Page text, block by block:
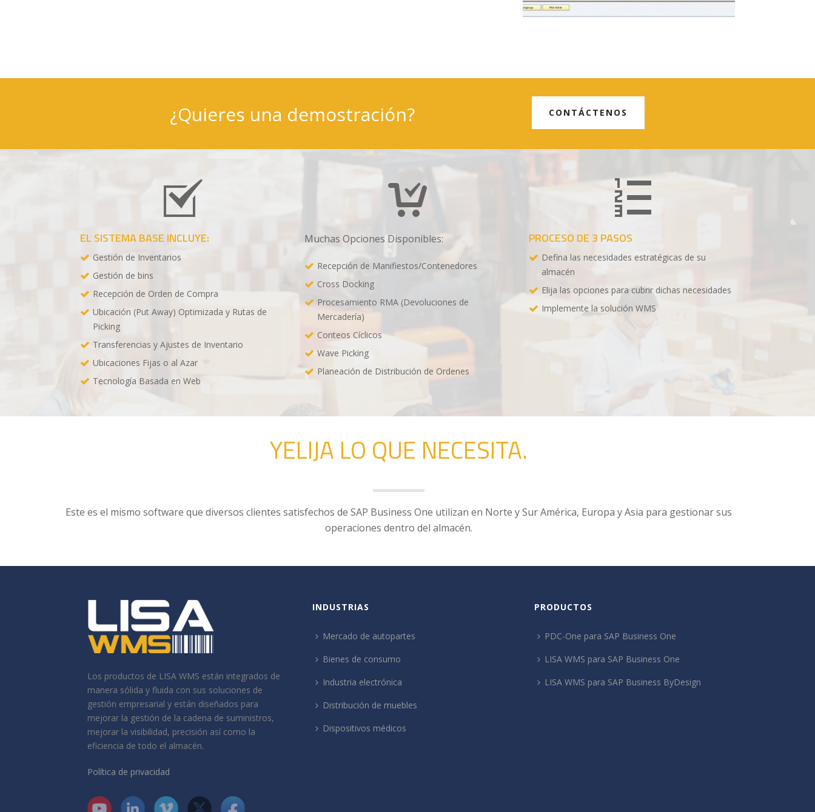
¿Quieres una demostración? CONTÁCTENOS
EL SISTEMA BASE INCLUYE:
Gestión de Inventarios
Gestión de bins
Recepción de Orden de Compra
Ubicación (Put Away) Optimizada y Rutas de
Picking
Transferencias y Ajustes de Inventario
Ubicaciones Fijas o al Azar
Tecnología Basada en Web
Muchas Opciones Disponibles:
Recepción de Manifiestos/Contenedores
Cross Docking
Procesamiento RMA (Devoluciones de
Mercadería)
Conteos Cíclicos
Wave Picking
Planeación de Distribución de Ordenes
PROCESO DE 3 PASOS
Defina las necesidades estratégicas de su
almacén
Elija las opciones para cubrir dichas necesidades
Implemente la solución WMS
YELIJA LO QUE NECESITA.
Este es el mismo software que diversos clientes satisfechos de SAP Business One utilizan en Norte y Sur América, Europa y Asia para gestionar sus
operaciones dentro del almacén.
Los productos de LISA WMS están integrados de
manera sólida y fluida con sus soluciones de
gestión empresarial y están diseñados para
mejorar la gestión de la cadena de suministros,
mejorar la visibilidad, precisión así como la
eficiencia de todo el almacén.
Política de privacidad
INDUSTRIAS
Mercado de autopartes
Bienes de consumo
Industria electrónica
Distribución de muebles
Dispositivos médicos
PRODUCTOS
PDC-One para SAP Business One
LISA WMS para SAP Business One
LISA WMS para SAP Business ByDesign